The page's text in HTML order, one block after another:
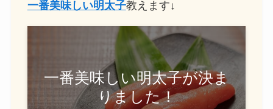
一番美味しい明太子教えます↓
一番美味しい明太子が決ま
りました！